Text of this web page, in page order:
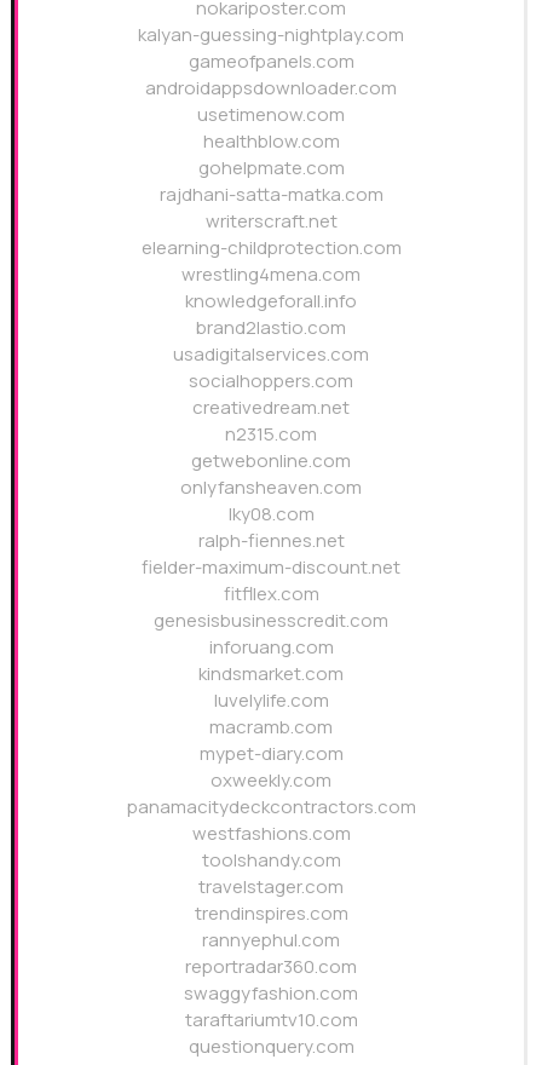
nokariposter.com
kalyan-guessing-nightplay.com
gameofpanels.com
androidappsdownloader.com
usetimenow.com
healthblow.com
gohelpmate.com
rajdhani-satta-matka.com
writerscraft.net
elearning-childprotection.com
wrestling4mena.com
knowledgeforall.info
brand2lastio.com
usadigitalservices.com
socialhoppers.com
creativedream.net
n2315.com
getwebonline.com
onlyfansheaven.com
lky08.com
ralph-fiennes.net
fielder-maximum-discount.net
fitfllex.com
genesisbusinesscredit.com
inforuang.com
kindsmarket.com
luvelylife.com
macramb.com
mypet-diary.com
oxweekly.com
panamacitydeckcontractors.com
westfashions.com
toolshandy.com
travelstager.com
trendinspires.com
rannyephul.com
reportradar360.com
swaggyfashion.com
taraftariumtv10.com
questionquery.com